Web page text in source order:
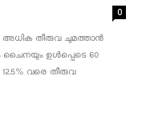
0
അധിക തീരുവ ചുമത്താൻ
ചൈനയും ഉൾപ്പെടെ 60
​​വരെ തീരുവ